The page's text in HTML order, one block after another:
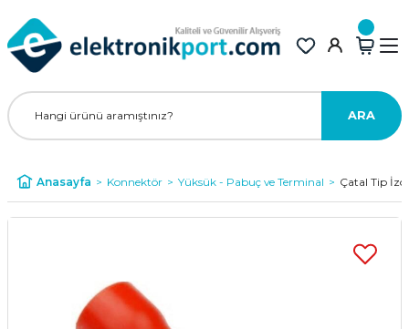
ARA
Anasayfa Konnektör Yüksük - Pabuç ve Terminal Çatal Tip